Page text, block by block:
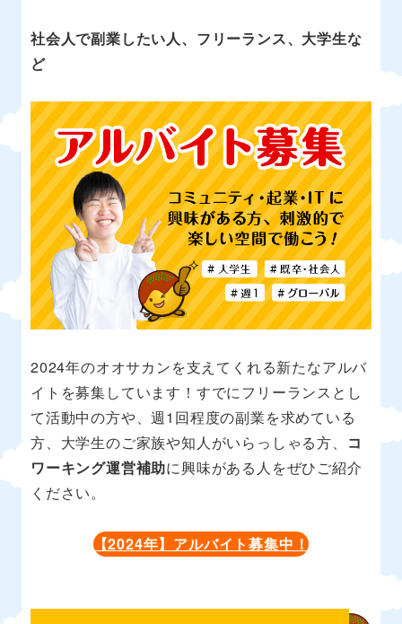
社会人で副業したい人、フリーランス、大学生な
ど
2024年のオオサカンを支えてくれる新たなアルバ
イトを募集しています！すでにフリーランスとし
て活動中の方や、週1回程度の副業を求めている
方、大学生のご家族や知人がいらっしゃる方、 コ
ワーキング運営補助に興味がある人をぜひご紹介
ください。
【2024年】アルバイト募集中！